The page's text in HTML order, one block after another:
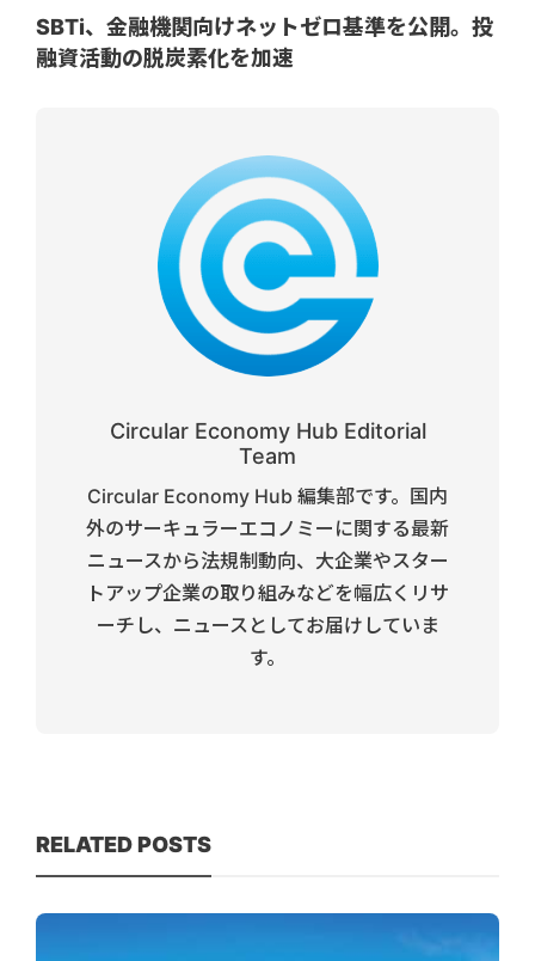
SBTi、金融機関向けネットゼロ基準を公開。投
融資活動の脱炭素化を加速
Circular Economy Hub Editorial
Team
Circular Economy Hub 編集部です。国内
外のサーキュラーエコノミーに関する最新
ニュースから法規制動向、大企業やスター
トアップ企業の取り組みなどを幅広くリサ
ーチし、ニュースとしてお届けしていま
す。
RELATED POSTS